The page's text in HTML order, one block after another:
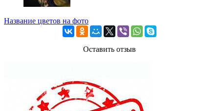
Название цветов на фото
Оставить отзыв